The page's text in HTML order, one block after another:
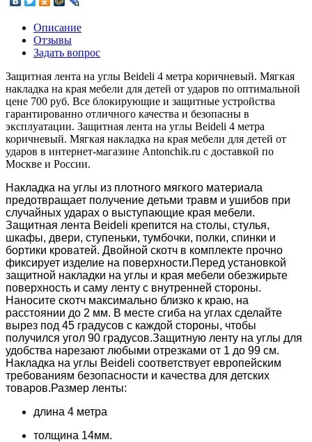
Описание
Отзывы
Задать вопрос
Защитная лента на углы Beideli 4 метра коричневый. Мягкая
накладка на края мебели для детей от ударов по оптимальной
цене 700 руб. Все блокирующие и защитные устройства
гарантированно отличного качества и безопасны в
эксплуатации. Защитная лента на углы Beideli 4 метра
коричневый. Мягкая накладка на края мебели для детей от
ударов в интернет-магазине Antonchik.ru с доставкой по
Москве и России.
Накладка на углы из плотного мягкого материала
предотвращает получение детьми травм и ушибов при
случайных ударах о выступающие края мебели.
Защитная лента Beideli крепится на столы, стулья,
шкафы, двери, ступеньки, тумбочки, полки, спинки и
бортики кроватей. Двойной скотч в комплекте прочно
фиксирует изделие на поверхности.Перед установкой
защитной накладки на углы и края мебели обезжирьте
поверхность и саму ленту с внутренней стороны.
Наносите скотч максимально близко к краю, на
расстоянии до 2 мм. В месте сгиба на углах сделайте
вырез под 45 градусов с каждой стороны, чтобы
получился угол 90 градусов.Защитную ленту на углы для
удобства нарезают любыми отрезками от 1 до 99 см.
Накладка на углы Beideli соответствует европейским
требованиям безопасности и качества для детских
товаров.Размер ленты:
длина 4 метра
толщина 14мм.